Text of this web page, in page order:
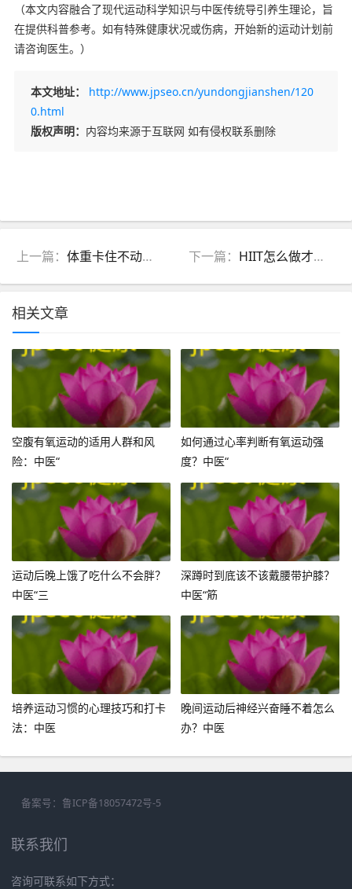
（本文内容融合了现代运动科学知识与中医传统导引养生理论，旨
在提供科普参考。如有特殊健康状况或伤病，开始新的运动计划前
请咨询医生。）
本文地址：
http://www.jpseo.cn/yundongjianshen/120
0.html
版权声明： 内容均来源于互联网 如有侵权联系删除
上一篇： 体重卡住不动了？用中医思维调整饮食，轻松突破平台期 下一篇： HIIT怎么做才有效不伤身？中医解析动作选择与间歇时间
相关文章
空腹有氧运动的适用人群和风
险：中医“
如何通过心率判断有氧运动强
度？中医“
运动后晚上饿了吃什么不会胖？
中医“三
深蹲时到底该不该戴腰带护膝？
中医“筋
培养运动习惯的心理技巧和打卡
法：中医
晚间运动后神经兴奋睡不着怎么
办？中医
备案号： 鲁ICP备18057472号-5
联系我们
咨询可联系如下方式：